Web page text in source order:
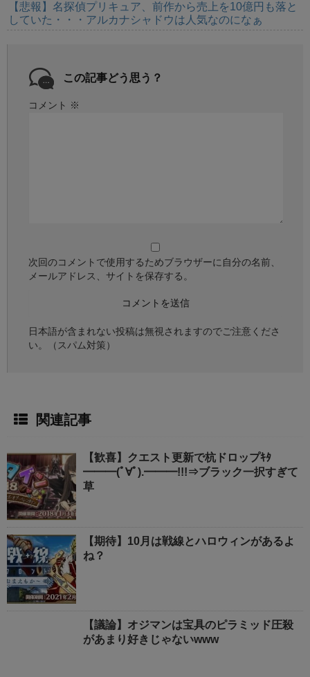
【悲報】名探偵プリキュア、前作から売上を10億円も落と
していた・・・アルカナシャドウは人気なのになぁ
この記事どう思う？
コメント ※
次回のコメントで使用するためブラウザーに自分の名前、
メールアドレス、サイトを保存する。
日本語が含まれない投稿は無視されますのでご注意くださ
い。（スパム対策）
関連記事
【歓喜】クエスト更新で杭ドロップｷﾀ
━━━(ﾟ∀ﾟ).━━━!!!⇒ブラック一択すぎて
草
【期待】10月は戦線とハロウィンがあるよ
ね？
【議論】オジマンは宝具のピラミッド圧殺
があまり好きじゃないwww